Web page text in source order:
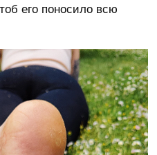
его поносило всю